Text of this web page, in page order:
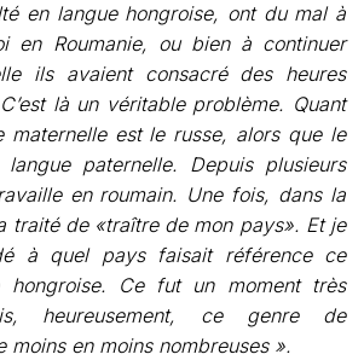
en langue hongroise, ont du mal à
en Roumanie, ou bien à continuer
ils avaient consacré des heures
là un véritable problème. Quant
maternelle est le russe, alors que le
paternelle. Depuis plusieurs
en roumain. Une fois, dans la
traité de «traître de mon pays». Et je
à quel pays faisait référence ce
hongroise. Ce fut un moment très
heureusement, ce genre de
moins en moins nombreuses ».